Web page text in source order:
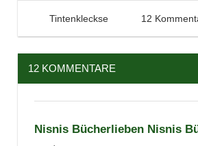
2. Januar 2018
Tintenhain
Tintenkleckse 12
12 KOMMENTARE
Nisnis Bücherlieben Nisnis